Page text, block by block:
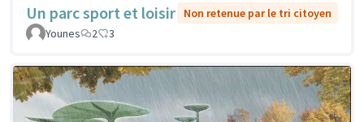
Un parc sport et loisir
Non retenue par le tri citoyen
Younes
2 3